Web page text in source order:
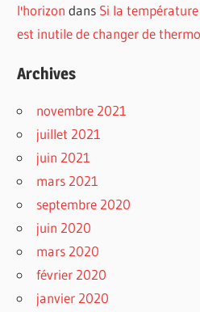
l'horizon dans Si la
est inutile de changer de
Archives
novembre 2021
juillet 2021
juin 2021
mars 2021
septembre 2020
juin 2020
mars 2020
février 2020
janvier 2020